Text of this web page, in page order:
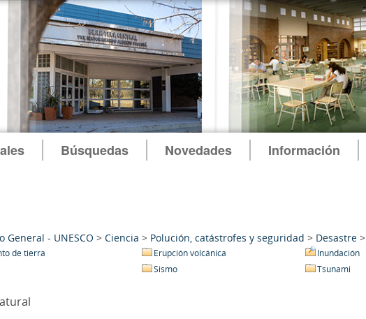
Búsquedas Novedades Información
General - UNESCO > Ciencia > Polución, catástrofes y seguridad > Desastre >
de tierra Erupción volcánica
Inundación
Sismo Tsunami